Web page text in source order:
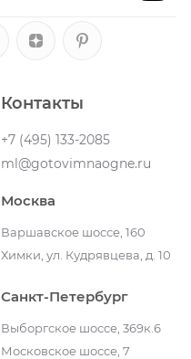
Контакты
+7 (495) 133-2085
ml@gotovimnaogne.ru
Москва
Варшавское шоссе, 160
Химки, ул. Кудрявцева, д. 10
Санкт-Петербург
Выборгское шоссе, 369к.6
Московское шоссе, 7